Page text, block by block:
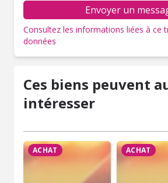
Envoyer un
Consultez les informations liées à ce
données
Ces biens peuvent
intéresser
ACHAT ACHAT